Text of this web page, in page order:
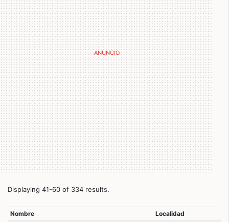
Displaying 41-60 of 334 results.
Nombre
Localidad